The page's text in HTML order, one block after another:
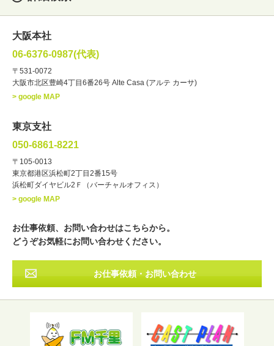
・性別
・ジャンル
ナレーター レポーター
・年齢
・出身地 北海道 東北
その他
フリーワード検索
大阪本社
06-6376-0987(代表)
〒531-0072
大阪市北区豊崎4丁目6番26号 Alte Casa (アルテ カーサ)
> google MAP
東京支社
050-6861-8221
〒105-0013
東京都港区浜松町2丁目2番15号
浜松町ダイヤビル2Ｆ（バーチャルオフィス）
> google MAP
お仕事依頼、お問い合わせはこちらから。
どうぞお気軽にお問い合わせください。
お仕事依頼・お問い合わせ